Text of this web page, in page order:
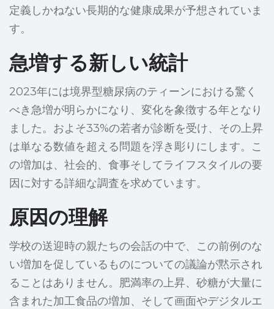
定義しかねない長期的な健康成果が予想されていま
す。
急増する新しい統計
2023年には境界型糖尿病のティーンにおける驚く
べき急増が明らかになり、変化を象徴する年となり
ました。およそ33%の若者が診断を受け、その上昇
は単なる数値を超える問題を浮き彫りにします。こ
の増加は、社会的、食事そしてライフスタイルの要
因に対する詳細な調査を求めています。
原因の理解
学校の送迎時の親たちの会話の中で、この前例のな
い増加を促しているものについての議論が黙示され
ることはありません。肥満率の上昇、砂糖が大量に
含まれた加工食品の増加、そして画面やデジタルエ